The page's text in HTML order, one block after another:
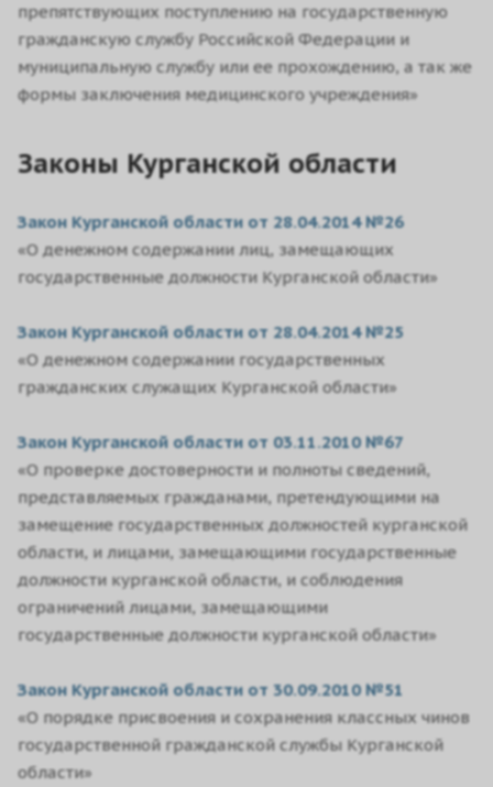
препятствующих поступлению на государственную
гражданскую службу Российской Федерации и
муниципальную службу или ее прохождению, а так же
формы заключения медицинского учреждения»
Законы Курганской области
Закон Курганской области от 28.04.2014 №26
«О денежном содержании лиц, замещающих
государственные должности Курганской области»
Закон Курганской области от 28.04.2014 №25
«О денежном содержании государственных
гражданских служащих Курганской области»
Закон Курганской области от 03.11.2010 №67
«О проверке достоверности и полноты сведений,
представляемых гражданами, претендующими на
замещение государственных должностей курганской
области, и лицами, замещающими государственные
должности курганской области, и соблюдения
ограничений лицами, замещающими
государственные должности курганской области»
Закон Курганской области от 30.09.2010 №51
«О порядке присвоения и сохранения классных чинов
государственной гражданской службы Курганской
области»